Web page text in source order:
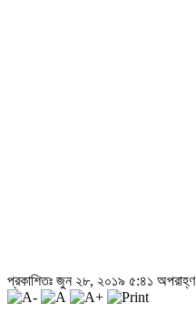
প্রকাশিতঃ জুন ২৮, ২০১৯ ৫:৪১ অপরাহ্ণ